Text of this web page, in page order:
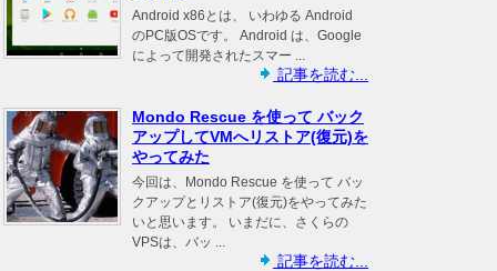
Android x86とは、 いわゆる Android
のPC版OSです。 Android は、Google
によって開発されたスマー ...
記事を読む...
Mondo Rescue を使って バック
アップしてVMへリストア(復元)を
やってみた
今回は、Mondo Rescue を使って バッ
クアップとリストア(復元)をやってみた
いと思います。 いまだに、さくらの
VPSは、バッ ...
記事を読む...